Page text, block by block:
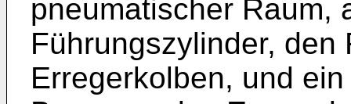
pneumatischer Raum,
Führungszylinder, den
Erregerkolben, und